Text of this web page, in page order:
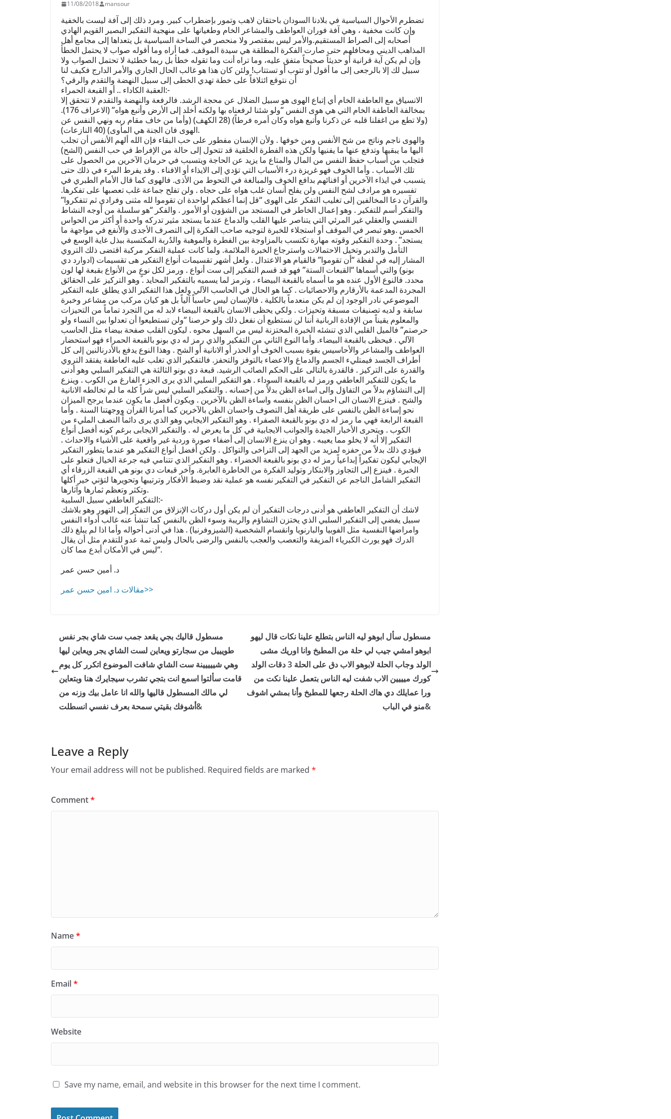
11/08/2018 mansour
تضطرم الأحوال السياسية في بلادنا السودان باحتقان لاهب وتمور بإضطراب كبير. ومرد ذلك إلى آفة ليست بالخفية
وإن كانت مخفية ، وهي آفة فوران العواطف والمشاعر الخام وطغيانها على منهجية التفكير البصير القويم الهادي
أصحابه إلى الصراط المستقيم.والأمر ليس بمقتصر ولا منحصر في الساحة السياسية بل يتعداها إلى مجامع أهل
المذاهب الديني ومحافلهم حتى صارت الفكرة المطلقة هي سيدة الموقف. فما أراه وما أقوله صواب لا يحتمل الخطأ
وإن لم يكن آية قرانية أو حديثاً صحيحاً متفق عليه، وما تراه أنت وما تقوله خطأ بل ربما خطئية لا تحتمل الصواب ولا
سبيل لك إلا بالرجعى إلى ما أقول أو تتوب أو تستتاب! ولئن كان هذا هو غالب الحال الجاري والأمر الدارج فكيف لنا
أن نتوقع ائتلافاً على خطة تهدي الخطى إلى سبيل النهضة والتقدم والرقي؟
العقبة الكاداء .. أو القبعة الحمراء:-
الانسياق مع العاطفة الخام أي إتباع الهوى هو سبيل الضلال عن محجة الرشد. فالرفعة والنهضة والتقدم لا تتحقق إلا
بمخالفة العاطفة الخام التي هي هوى النفس “ولو شئنا لرفعناه بها ولكنه أخلد إلى الأرض وأتبع هواه” (الاعراف 176).
(ولا تطع من اغفلنا قلبه عن ذكرنا وأتبع هواه وكان أمره فرطاً) (28 الكهف) (وأما من خاف مقام ربه ونهي النفس عن
الهوى فان الجنة هي المأوى) (40 النازعات).
والهوى ناجم وناتج من شح الأنفس ومن خوفها . ولأن الإنسان مفطور على حب البقاء فإن الله ألهم الأنفس أن تجلب
اليها ما يبقيها وتدفع عنها ما يفنيها ولكن هذه الفطرة الخلقية قد تتحول إلى حالة من الإفراط في حب النفس (الشح)
فتجلب من أسباب حفظ النفس من المال والمتاع ما يزيد عن الحاجة ويتسبب في حرمان الآخرين من الحصول على
تلك الأسباب . وأما الخوف فهو غريزة درء الأسباب التي تؤدي إلى الايذاء أو الافناء . وقد يفرط المرء في ذلك حتى
يتسبب في ايذاء الآخرين أو افنائهم بدافع الخوف والمبالغة في التحوط من الأذى. فالهوى كما قال الأمام الطبري في
تفسيره هو مرادف لشح النفس ولن يفلح أنسان غلب هواه على حجاه . ولن تفلح جماعة غلب تعصبها على تفكرها.
والقرآن دعا المخالفين إلى تغليب التفكر على الهوى “قل إنما أعظكم لواحدة ان تقوموا لله مثنى وفرادي ثم تتفكروا”
والتفكر أسم للتفكير . وهو إعمال الخاطر في المستجد من الشؤون أو الأمور . والفكر “هو سلسلة من أوجه النشاط
النفسي والعقلي غير المرئي التي يتناصر عليها القلب والدماغ عندما يستجد مثير تدركه واحدة أو أكثر من الحواس
الخمس .وهو تبصر في الموقف أو استجلاء للخبرة لتوجيه صاحب الفكرة إلى التصرف الأجدى والأنفع في مواجهة ما
يستجد” . وحدة التفكير وقوته مهارة تكتسب بالمزاوجة بين الفطرة والموهبة والدُربة المكتسبة ببذل غاية الوسع في
التأمل والتدبر وتخيل الاحتمالات واسترجاع الخبرة الملائمة. ولما كانت عملية التفكر مركبة اقتضى ذلك التروي
المشار إليه في لفظة “أن تقوموا” فالقيام هو الاعتدال . ولعل أشهر تقسيمات أنواع التفكير هى تقسيمات (ادوارد دي
بونو) والتي أسماها “القبعات الستة” فهو قد قسم التفكير إلى ست أنواع . ورمز لكل نوعٍ من الأنواع بقبعة لها لون
محدد. فالنوع الأول عنده هو ما أسماه بالقبعة البيضاء ، وترمز لما يسميه بالتفكير المحايد . وهو التركيز على الحقائق
المجردة المدعمة بالأرقارم والاحصائيات . كما هو الحال في الحاسب الآلي ولعل هذا التفكير الذي يطلق عليه التفكير
الموضوعي نادر الوجود إن لم يكن منعدماً بالكلية . فالإنسان ليس حاسباً آلياً بل هو كيان مركب من مشاعر وخبرة
سابقة و لديه تصنيفات مسبقة وتحيزات . ولكي يحظى الانسان بالقبعة البيضاء لابد له من التجرد تماماً من التحيزات
والمعلوم يقيناً من الإفادة الربانية أننا لن نستطيع أن نفعل ذلك ولو حرصنا “ولن تستطيعوا أن تعدلوا بين النساء ولو
حرصتم” فالميل القلبي الذي تنشئه الخبرة المختزنة ليس من السهل محوه . ليكون القلب صفحة بيضاء مثل الحاسب
الآلي . فيحظى بالقبعة البيضاء. وأما النوع الثاني من التفكير والذي رمز له دي بونو بالقبعة الحمراء فهو استحضار
العواطف والمشاعر والأحاسيس بقوة بسبب الخوف أو الحذر أو الانانية أو الشح . وهذا النوع يدفع بالأدرنالنين إلى كل
أطراف الجسد فيمتليء الجسم والدماغ والاعضاء بالتوفز والتحفز. فالتفكير الذي تغلب عليه العاطفة يفتقد التروي
والقدرة على التركيز . فالقدرة بالتالى على الحكم الصائب الرشيد. قبعة دي بونو الثالثة هي التفكير السلبي وهو أدنى
ما يكون للتفكير العاطفي ورمز له بالقبعة السوداء . هو التفكير السلبي الذي يرى الجزء الفارغ من الكوب . وينزع
إلى التشاؤم بدلاً من التفاؤل والى اساءة الظن بدلاً من إحسانه . والتفكير السلبي ليس شراً كله ما لم تخالطه الانانية
والشح . فينزع الانسان الى احسان الظن بنفسه واساءة الظن بالآخرين . ويكون أفضل ما يكون عندما يرجح الميزان
نحو إساءة الظن بالنفس على طريقة أهل التصوف واحسان الظن بالآخرين كما أمرنا القرآن ووجهتنا السنة . وأما
القبعة الرابعة فهي ما رمز له دي بونو بالقبعة الصفراء . وهو التفكير الايجابي وهو الذي يرى دائماً النصف المليء من
الكوب . ويتحرى الأخبار الجيدة والجوانب الايجابية في كل ما يعرض له . والتفكير الايجابى برغم كونه أفضل أنواع
التفكير إلا أنه لا يخلو مما يعيبه . وهو ان ينزع الانسان إلى أضفاء صورة وردية غير واقعية على الأشياء والاحداث .
فيؤدي ذلك بدلاً من حفزه لمزيد من الجهد إلى التراخى والتواكل . ولكن أفضل أنواع التفكير هو عندما يتطور التفكير
الإيجابي ليكون تفكيراً إبداعياً رمز له دي بونو بالقبعة الخضراء . وهو التفكير الذي تتنامي فيه جرعة الخيال فتعلو على
الخبرة . فينزع إلى التجاوز والابتكار وتوليد الفكرة من الخاطرة العابرة. وآخر قبعات دي بونو هي القبعة الزرقاء أي
التفكير الشامل الناجم عن التفكير في التفكير نفسه هو عملية نقد وضبط الأفكار وترتيبها وتحويرها لتؤتي خير أكلها
وتكثر وتعظم ثمارها وآثارها.
التفكير العاطفي سبيل السلبية:-
لاشك أن التفكير العاطفي هو أدنى درجات التفكير أن لم يكن أول دركات الإنزلاق من التفكر إلى التهور وهو بلاشك
سبيل يفضي إلى التفكير السلبي الذي يختزن التشاؤم والريبة وسوء الظن بالنفس كما تنشأ عنه غالب أدواء النفس
وامراضها النفسية مثل الفوبيا والبارنويا وانقسام الشخصية (الشيزوفرنيا) . هذا في أدنى أحواله وأما اذا لم يبلغ ذلك
الدرك فهو يورث الكبرياء المزيفة والتعصب والعجب بالنفس والرضى بالحال وليس ثمة عدو للتقدم مثل أن يقال
“ليس في الأمكان أبدع مما كان.
د. أمين حسن عمر
مقالات د. امين حسن عمر>>
مسطول قاليك بجي يقعد جمب ست شاي بجر نفس
طويييل من سجارتو ويعاين لست الشاي يجر ويعاين ليها
وهي شييييينة ست الشاي شافت الموضوع اتكرر كل يوم
قامت سألتوا اسمع انت بتجي تشرب سيجايرك هنا وبتعاين
لي مالك المسطول قاليها والله انا عامل بيك وزنه من
أشوفك بقيتي سمحة بعرف نفسي انسطلت&
مسطول سأل ابوهو ليه الناس بتطلع علينا نكات قال ليهو
ابوهو امشي جيب لي حلة من المطبخ وانا اوريك مشى
الولد وجاب الحلة لابوهو الاب دق على الحلة 3 دقات الولد
كورك ميييين الاب شفت ليه الناس بتعمل علينا نكت من
ورا عمايلك دي هاك الحلة رجعها للمطبخ وأنا بمشي اشوف
منو في الباب&
Leave a Reply
Your email address will not be published. Required fields are marked *
Comment*
Name*
Email*
Website
Save my name, email, and website in this browser for the next time I comment.